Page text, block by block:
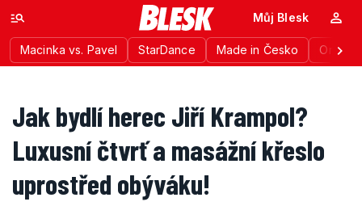
Macinka vs. Pavel StarDance Made in Česko
Můj Blesk
Jak bydlí herec Jiří Krampol?
Luxusní čtvrť a masážní křeslo
uprostřed obýváku!